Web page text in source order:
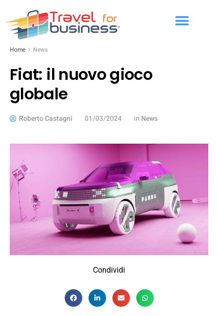
Home News
Fiat: il nuovo gioco
globale
Roberto Castagni 01/03/2024 in News
Condividi